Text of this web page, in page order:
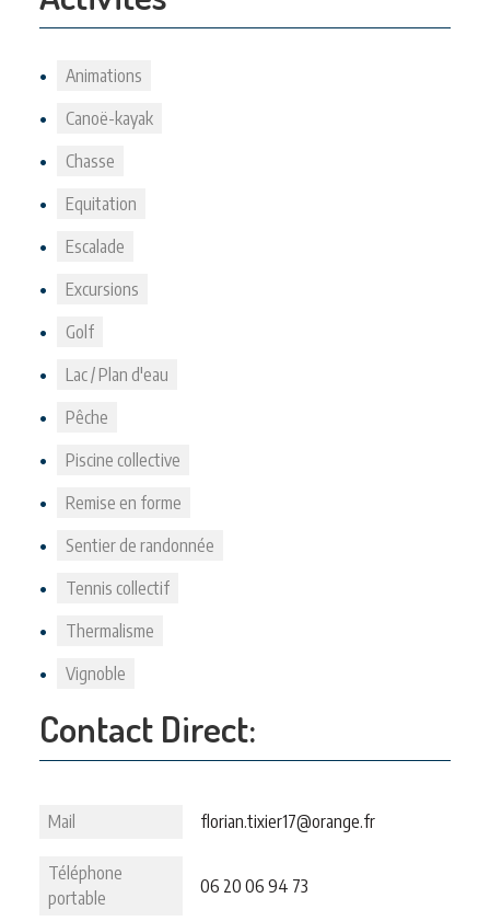
Animations
Canoë-kayak
Chasse
Equitation
Escalade
Excursions
Golf
Lac / Plan d'eau
Pêche
Piscine collective
Remise en forme
Sentier de randonnée
Tennis collectif
Thermalisme
Vignoble
Contact Direct:
Mail florian.tixier17@orange.fr
Téléphone
portable
06 20 06 94 73